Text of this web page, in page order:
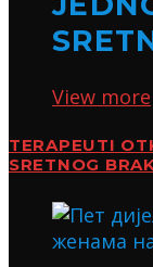
View more
TERAPEUTI
SRETNOG